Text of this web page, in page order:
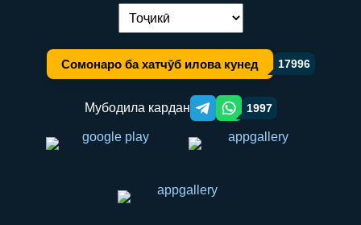
Иваз кардани забон:
Сомонаро ба хатчӯб илова кунед 17996
Мубодила кардан Telegram orqali ulashish
WhatsApp orqali ulashish
1997